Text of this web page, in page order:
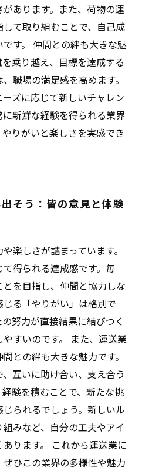
あります。また、荷物の運
て取り組むことで、自己成
す。 仲間との絆も大きな魅
乗り越え、目標を達成する
職場の満足感を高めます。
ズに応じて新しいチャレン
新鮮な経験を得られる業界
りがいと楽しさを実感でき
そう：皆の意見と体験
楽しさが詰まっています。
得られる達成感です。毎
を目指し、仲間と協力しな
る「やりがい」は格別で
努力が直接結果に結びつく
すいのです。 また、運送業
との絆も大きな魅力です。
互いに助け合い、支え合う
験を積むことで、新たな挑
られるでしょう。新しいル
みなど、自分の工夫やアイ
ります。 これから運送業に
ひこの業界の多様性や魅力